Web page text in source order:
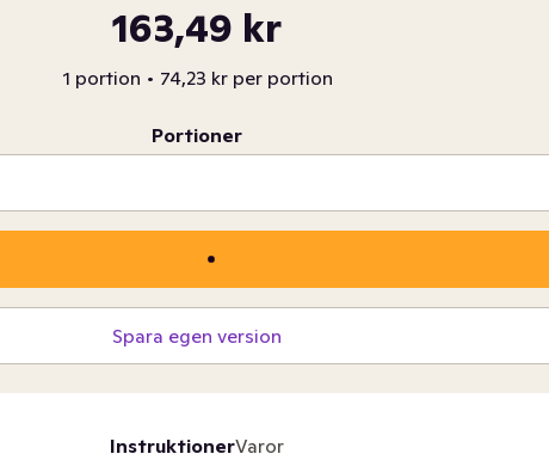
163,49 kr
1 portion • 74,23 kr per portion
Portioner
Spara egen version
InstruktionerVaror